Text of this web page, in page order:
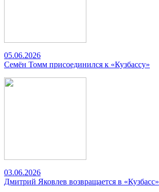
05.06.2026
Семён Томм присоединился к «Кузбассу»
03.06.2026
Дмитрий Яковлев возвращается в «Кузбасс»